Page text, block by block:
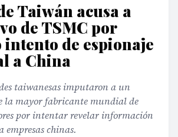
Taiwán acusa a
de TSMC por
de espionaje
a China
taiwanesas imputaron a un
la mayor fabricante mundial de
por intentar revelar información
empresas chinas.